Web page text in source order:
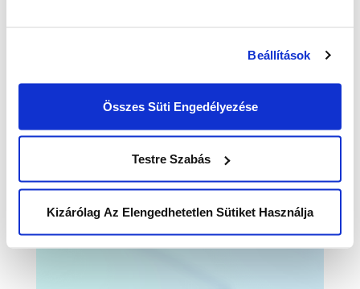
Beállítások
Összes Süti Engedélyezése
Testre Szabás
Kizárólag Az Elengedhetetlen Sütiket Használja
Vállalati szintű skálázhatóság
és többnyelvű működés